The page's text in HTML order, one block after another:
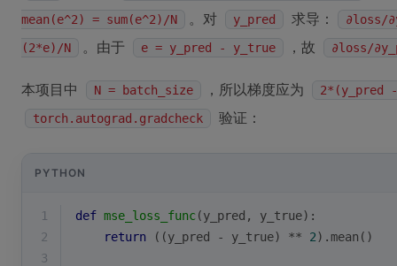
mean(e^2) = sum(e^2)/N 。对 y_pred 求导：
∂loss/
(2*e)/N
。由于 e = y_pred - y_true ，故 ∂loss/
本项目中 N = batch_size ，所以梯度应为
2*(y_pred
torch.autograd.gradcheck
验证：
PYTHON
1 def mse_loss_func(y_pred, y_true):
2
return ((y_pred - y_true) ** 2).mean()
3